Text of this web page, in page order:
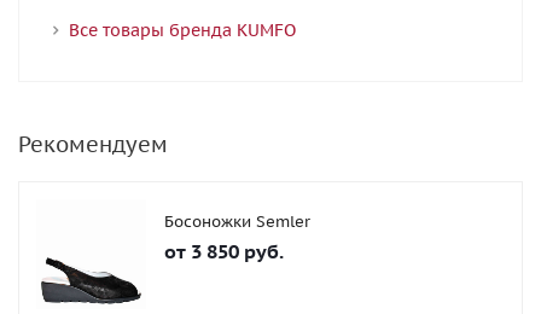
Все товары бренда KUMFO
Рекомендуем
Босоножки Semler
от 3 850 руб.